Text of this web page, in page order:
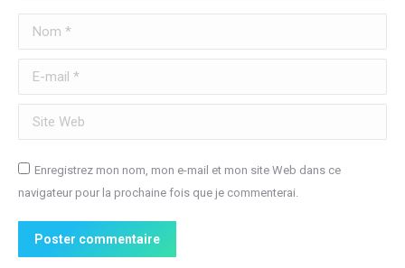
Nom *
E-mail *
Site Web
Enregistrez mon nom, mon e-mail et mon site Web dans ce
navigateur pour la prochaine fois que je commenterai.
Poster commentaire